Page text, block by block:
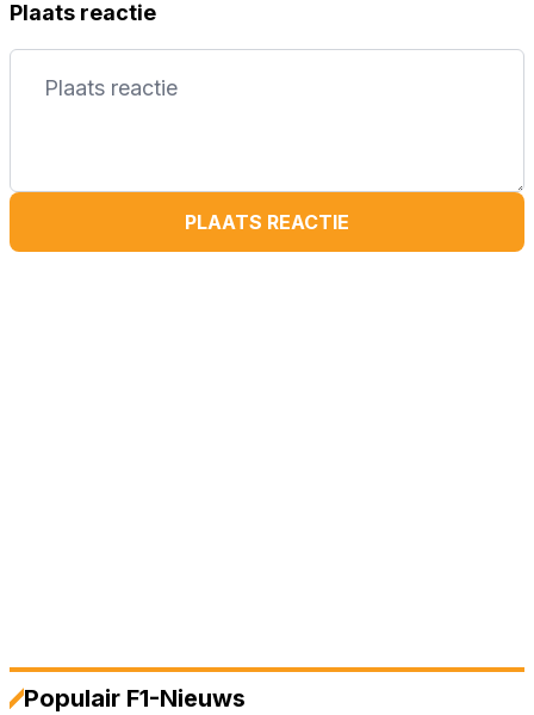
Plaats reactie
PLAATS REACTIE
Populair F1-Nieuws